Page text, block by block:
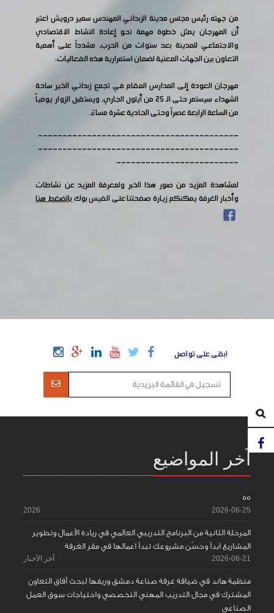
من جهته رئيس مجلس مدينة الزبداني المهندس سمير درويش اعتبر
أن المهرجان يمثل خطوة مهمة نحو إعادة النشاط الاقتصادي
والاجتماعي للمدينة بعد سنوات من الحرب، مشدداً على أهمية
التعاون بين الجهات المعنية لضمان استمرارية هذه الفعاليات.
مهرجان العودة إلى المدارس المقام في تجمع زبداني الخير ساحة
الشهداء سيستمر حتى الـ 25 من أيلول الجاري، ويستقبل الزوار يومياً
من الساعة الرابعة عصراً وحتى الحادية عشرة مساءً.
-----------------------------------------
-----------------------------------------
-------------------------
لمشاهدة المزيد من صور هذا الخبر ولمعرفة المزيد عن نشاطات
وأخبار الغرفة يمكنكم زيارة صفحتنا على الفيس بوكبالضغط هنا
ابقى على تواصل
آخر المواضيع
55
2026-06-25
2026
المرحلة الثانية من البرنامج التدريبي العالمي في ريادة الأعمال وتطوير
المشاريع ابدأ وحسّن مشروعك تبدأ اعمالها في مقر الغرفة
2026-06-21 آخر الأخبار
منظمة هاند في ضيافة غرفة صناعة دمشق وريفها لبحث آفاق التعاون
المشترك في مجال التدريب المهني التخصصي واحتياجات سوق العمل
الصناعي